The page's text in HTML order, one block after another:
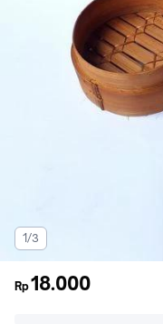
1/3
Rp18.000